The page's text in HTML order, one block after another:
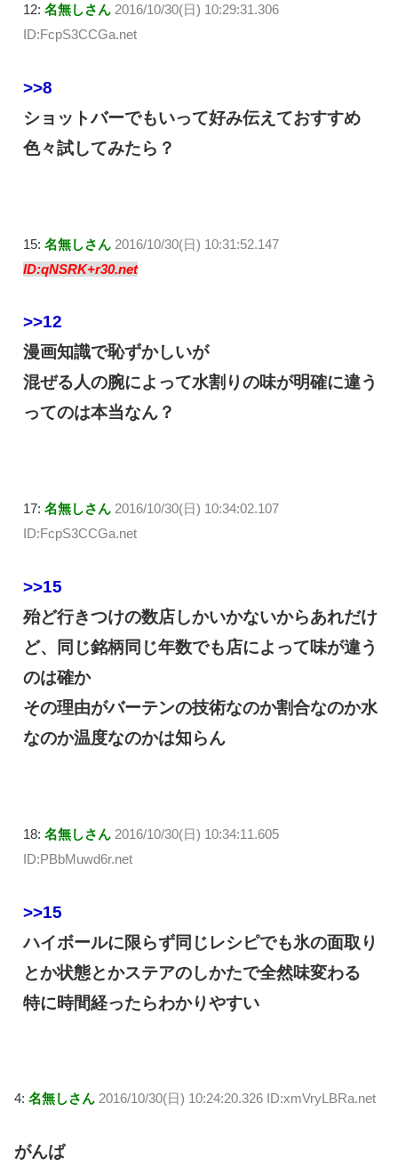
12: 名無しさん 2016/10/30(日) 10:29:31.306
ID:FcpS3CCGa.net
>>8
ショットバーでもいって好み伝えておすすめ
色々試してみたら？
15: 名無しさん 2016/10/30(日) 10:31:52.147
ID:qNSRK+r30.net
>>12
漫画知識で恥ずかしいが
混ぜる人の腕によって水割りの味が明確に違う
ってのは本当なん？
17: 名無しさん 2016/10/30(日) 10:34:02.107
ID:FcpS3CCGa.net
>>15
殆ど行きつけの数店しかいかないからあれだけ
ど、同じ銘柄同じ年数でも店によって味が違う
のは確か
その理由がバーテンの技術なのか割合なのか水
なのか温度なのかは知らん
18: 名無しさん 2016/10/30(日) 10:34:11.605
ID:PBbMuwd6r.net
>>15
ハイボールに限らず同じレシピでも氷の面取り
とか状態とかステアのしかたで全然味変わる
特に時間経ったらわかりやすい
4: 名無しさん 2016/10/30(日) 10:24:20.326 ID:xmVryLBRa.net
がんば